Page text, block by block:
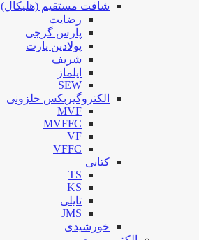
شافت مستقیم (هلیکال)
رضایت
پارس گرجی
پولادین پارت
شریف
ایلماز
SEW
الکتروگیربکس حلزونی
MVF
MVFFC
VF
VFFC
کتابی
TS
KS
تایلی
JMS
خورشیدی